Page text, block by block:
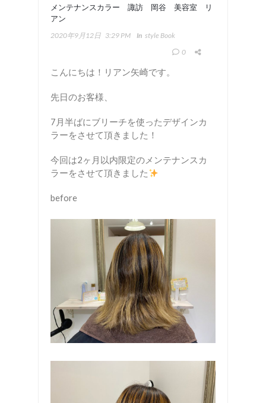
メンテナンスカラー 諏訪 岡谷 美容室 リ
アン
2020年9月12日 3:29 PM In Style Book
0
こんにちは！リアン矢崎です。
先日のお客様、
7月半ばにブリーチを使ったデザインカ
ラーをさせて頂きました！
今回は2ヶ月以内限定のメンテナンスカ
ラーをさせて頂きました
before